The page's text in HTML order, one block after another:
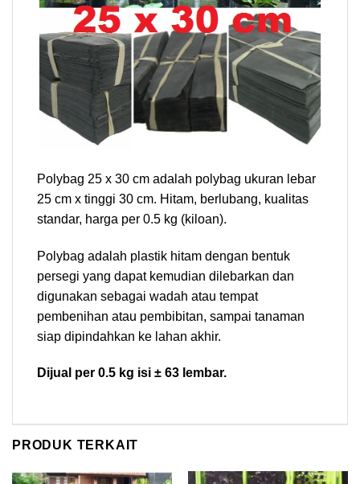
Polybag 25 x 30 cm adalah polybag ukuran lebar
25 cm x tinggi 30 cm. Hitam, berlubang, kualitas
standar, harga per 0.5 kg (kiloan).
Polybag adalah plastik hitam dengan bentuk
persegi yang dapat kemudian dilebarkan dan
digunakan sebagai wadah atau tempat
pembenihan atau pembibitan, sampai tanaman
siap dipindahkan ke lahan akhir.
Dijual per 0.5 kg isi ± 63 lembar.
PRODUK TERKAIT